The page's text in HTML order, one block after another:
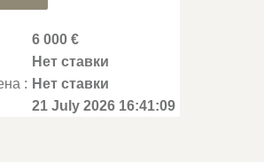
6 000 €
Нет ставки
: Нет ставки
21 July 2026 16:41:09